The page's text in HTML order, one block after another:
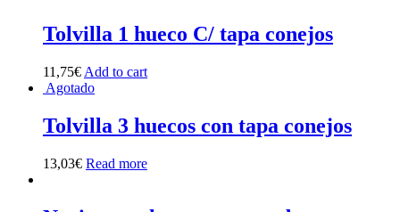
Tolvilla 1 hueco C/ tapa conejos
11,75€ Add to cart
Agotado
Tolvilla 3 huecos con tapa conejos
13,03€ Read more